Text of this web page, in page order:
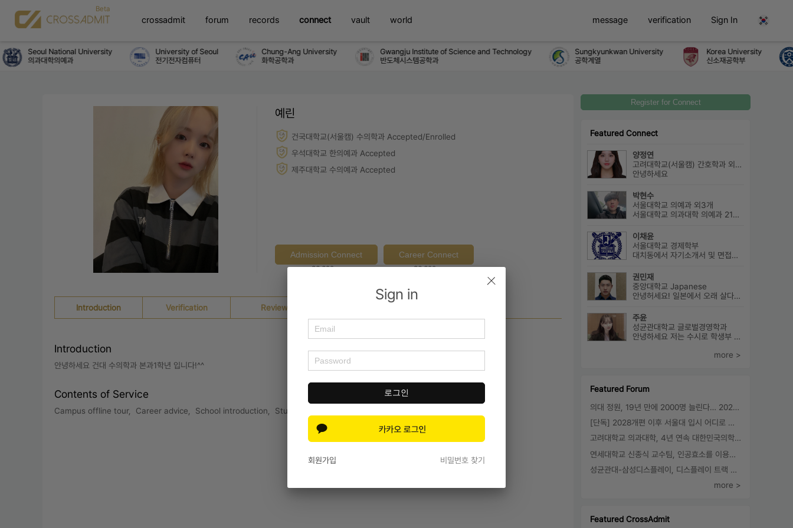
crossadmit forum records connect vault world message verification Sign In
Seoul National University
의과대학의예과
University of Seoul
전기전자컴퓨터
Chung-Ang University
화학공학과
Gwangju Institute of Science and Technology
반도체시스템공학과
Sungkyunkwan University
공학계열
Korea University
신소재공학부
Sign in
로그인
회원가입 비밀번호 찾기
예린
건국대학교(서울캠) 수의학과 Accepted/Enrolled
우석대학교 한의예과 Accepted
제주대학교 수의예과 Accepted
Admission Connect
36,600won
Career Connect
36,600won
Introduction Verification Review
Introduction
안녕하세요 건대 수의학과 본과1학년 입니다!^^
Contents of Service
Campus offline tour,  Career advice,  School introduction,  Study skills consultation
Register for Connect
Featured Connect
양정연
고려대학교(서울캠) 간호학과 외5개
안녕하세요
박현수
서울대학교 의예과 외3개
서울대학교 의과대학 의예과 21학번으로 진학하게 될 박현수라고 합니다~
이채윤
서울대학교 경제학부
대치동에서 자기소개서 및 면접에 대한 구체적인 상담 진행하고 있습니다....
권민재
중앙대학교 Japanese
안녕허세요! 일본에서 오래 살다온 한국인 권민재 입니다. 16년간 설고...
주윤
성균관대학교 글로벌경영학과
안녕하세요 저는 수시로 학생부 종합전형에 지원을 해 성균관 대학교 글로...
more >
Featured Forum
의대 정원, 19년 만에 2000명 늘린다… 2025년 입시부터 적용
[단독] 2028개편 이후 서울대 입시 어디로 갈까.. ‘정시40% 폐지 추진’
고려대학교 의과대학, 4년 연속 대한민국의학한림원 정회원 최다 배출 外
연세대학교 신종식 교수팀, 인공효소를 이용한 아민의 키랄전환 세계 최초로 성공
성균관대-삼성디스플레이, 디스플레이 트랙 운영 협약 체결
more >
Featured CrossAdmit